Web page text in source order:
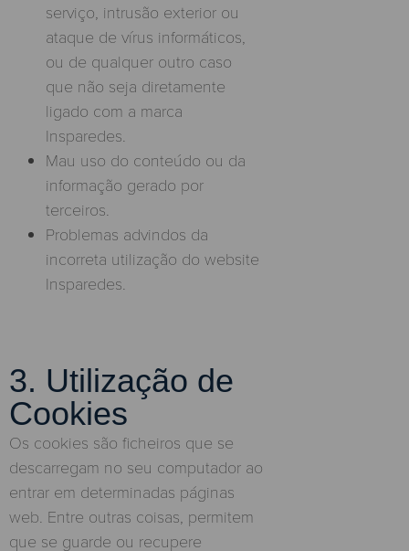
serviço, intrusão exterior ou
ataque de vírus informáticos,
ou de qualquer outro caso
que não seja diretamente
ligado com a marca
Insparedes.
Mau uso do conteúdo ou da
informação gerado por
terceiros.
Problemas advindos da
incorreta utilização do website
Insparedes.
3. Utilização de
Cookies
Os cookies são ficheiros que se
descarregam no seu computador ao
entrar em determinadas páginas
web. Entre outras coisas, permitem
que se guarde ou recupere